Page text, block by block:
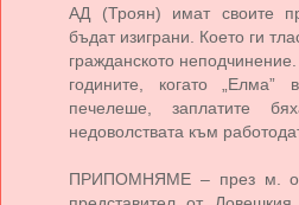
АД (Троян) имат своите
бъдат изиграни. Което ги
гражданското
годините, когато
печелеше, заплатите
недоволствата към
ПРИПОМНЯМЕ – през м.